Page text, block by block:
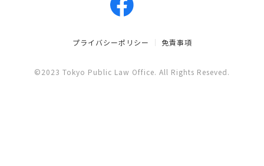
プライバシーポリシー 免責事項
©2023 Tokyo Public Law Office. All Rights Reseved.